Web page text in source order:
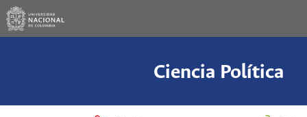
Ciencia Política